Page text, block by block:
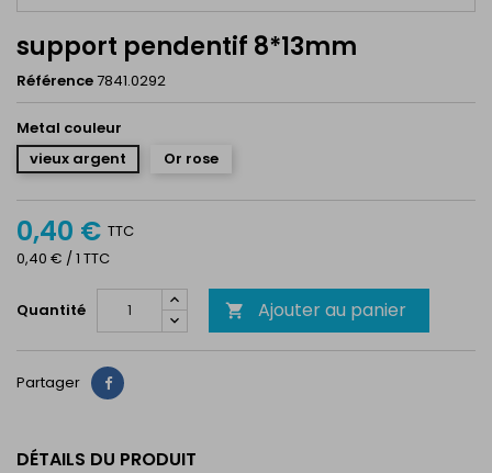
support pendentif 8*13mm
Référence7841.0292
Metal couleur
vieux argent
Or rose
0,40 € TTC
0,40 € / 1 TTC
Quantité  Ajouter au panier
Partager Partager
DÉTAILS DU PRODUIT